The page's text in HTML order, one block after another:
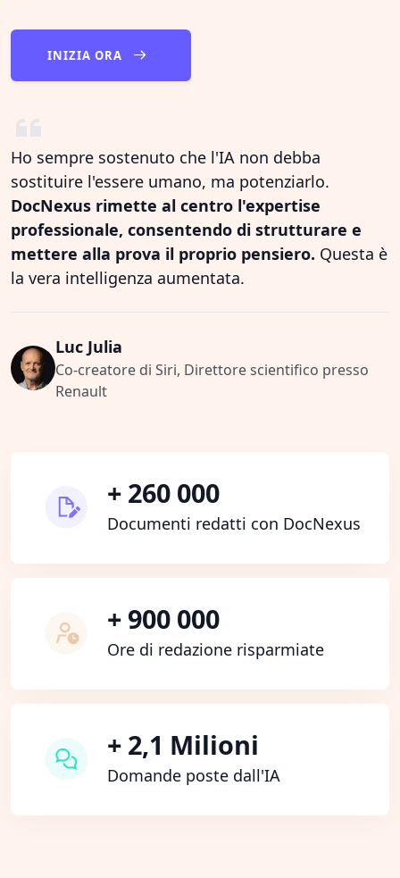
INIZIA ORA
Ho sempre sostenuto che l'IA non debba
sostituire l'essere umano, ma potenziarlo.
DocNexus rimette al centro l'expertise
professionale, consentendo di strutturare e
mettere alla prova il proprio pensiero. Questa è
la vera intelligenza aumentata.
Luc Julia
Co-creatore di Siri, Direttore scientifico presso
Renault
+ 260 000
Documenti redatti con DocNexus
+ 900 000
Ore di redazione risparmiate
+ 2,1 Milioni
Domande poste dall'IA